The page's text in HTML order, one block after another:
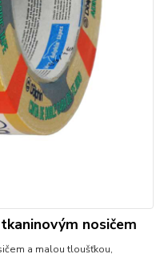
nosičem
a malou tloušťkou,